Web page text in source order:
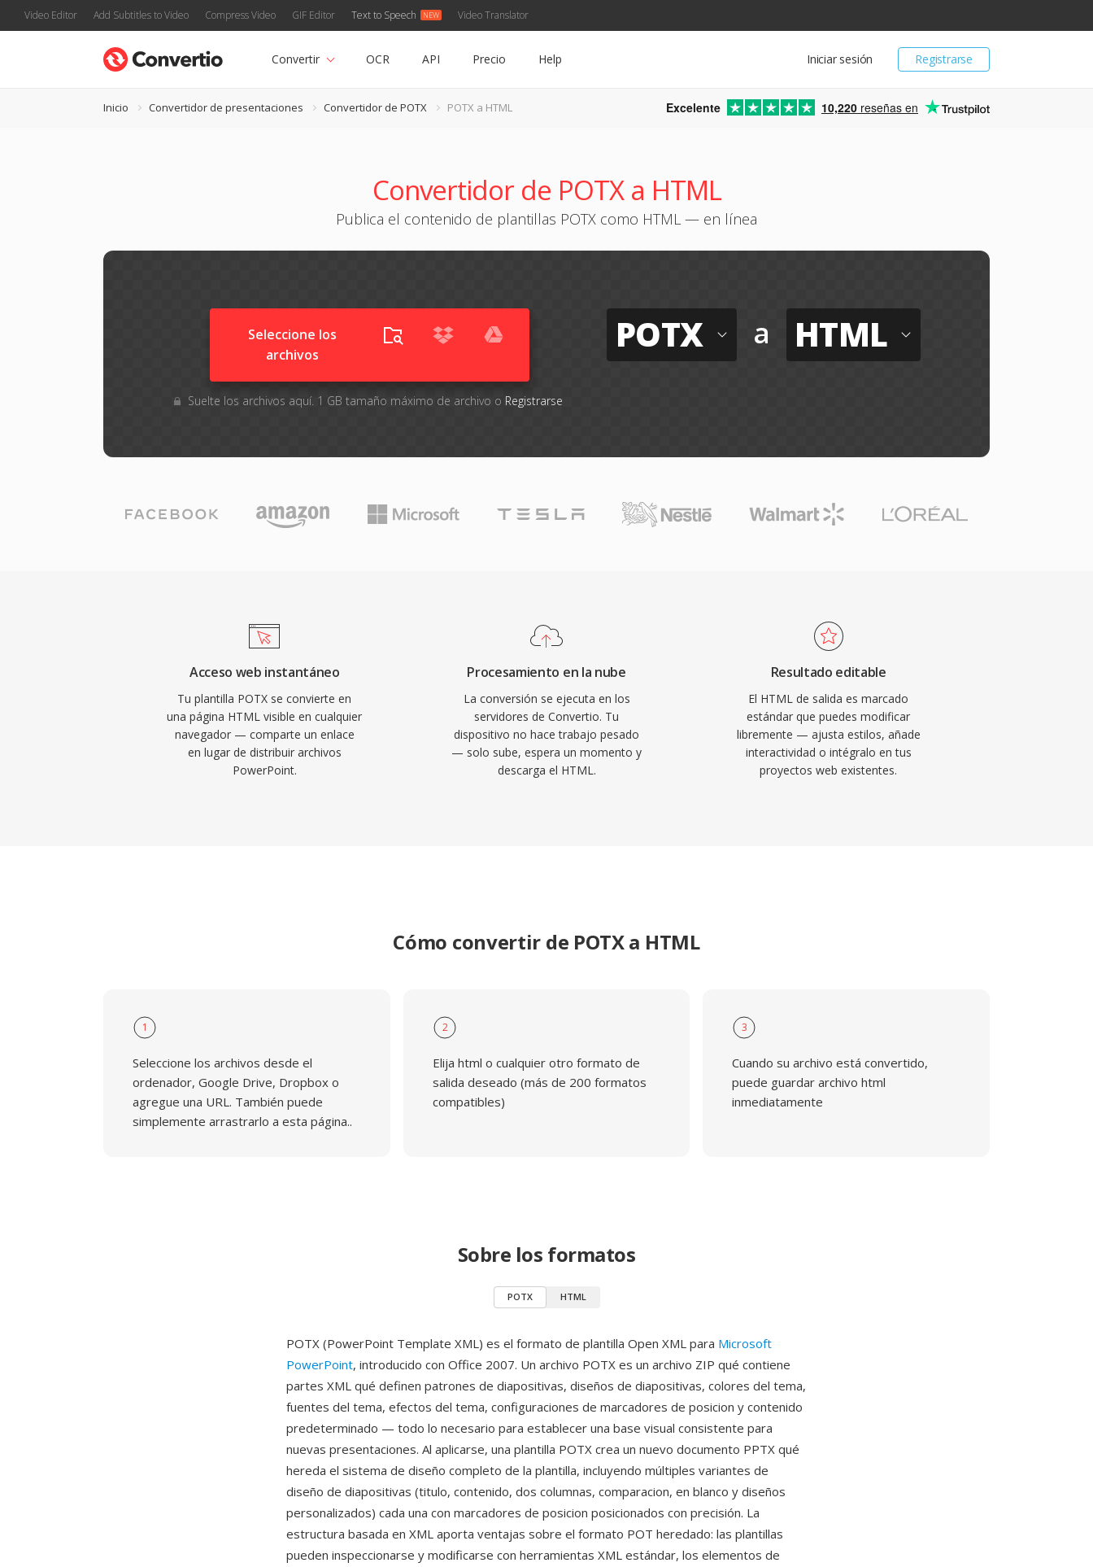
Video Editor Add Subtitles to Video Compress Video GIF Editor Text to Speech Video Translator
Registrarse
Iniciar sesión
Convertir OCR API Precio Help
Inicio Convertidor de presentaciones Convertidor de POTX POTX a HTML Excelente 10,220 reseñas en
Convertidor de POTX a HTML
Publica el contenido de plantillas POTX como HTML — en línea
Seleccione los
archivos
Suelte los archivos aquí. 1 GB tamaño máximo de archivo o Registrarse
POTX a HTML
Acceso web instantáneo
Tu plantilla POTX se convierte en
una página HTML visible en cualquier
navegador — comparte un enlace
en lugar de distribuir archivos
PowerPoint.
Procesamiento en la nube
La conversión se ejecuta en los
servidores de Convertio. Tu
dispositivo no hace trabajo pesado
— solo sube, espera un momento y
descarga el HTML.
Resultado editable
El HTML de salida es marcado
estándar que puedes modificar
libremente — ajusta estilos, añade
interactividad o intégralo en tus
proyectos web existentes.
Cómo convertir de POTX a HTML
1
Seleccione los archivos desde el
ordenador, Google Drive, Dropbox o
agregue una URL. También puede
simplemente arrastrarlo a esta página..
2
Elija html o cualquier otro formato de
salida deseado (más de 200 formatos
compatibles)
3
Cuando su archivo está convertido,
puede guardar archivo html
inmediatamente
Sobre los formatos
POTX HTML
POTX (PowerPoint Template XML) es el formato de plantilla Open XML para Microsoft
PowerPoint, introducido con Office 2007. Un archivo POTX es un archivo ZIP qué contiene
partes XML qué definen patrones de diapositivas, diseños de diapositivas, colores del tema,
fuentes del tema, efectos del tema, configuraciones de marcadores de posicion y contenido
predeterminado — todo lo necesario para establecer una base visual consistente para
nuevas presentaciones. Al aplicarse, una plantilla POTX crea un nuevo documento PPTX qué
hereda el sistema de diseño completo de la plantilla, incluyendo múltiples variantes de
diseño de diapositivas (titulo, contenido, dos columnas, comparacion, en blanco y diseños
personalizados) cada una con marcadores de posicion posicionados con precisión. La
estructura basada en XML aporta ventajas sobre el formato POT heredado: las plantillas
pueden inspeccionarse y modificarse con herramientas XML estándar, los elementos de